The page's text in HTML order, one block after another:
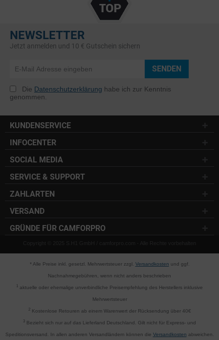
NEWSLETTER
Jetzt anmelden und 10 € Gutschein sichern
SENDEN
Die Datenschutzerklärung habe ich zur Kenntnis
genommen.
KUNDENSERVICE
INFOCENTER
SOCIAL MEDIA
SERVICE & SUPPORT
ZAHLARTEN
VERSAND
GRÜNDE FÜR CAMFORPRO
Copyright © 2025 S.H1 GmbH / camforpro.com - Alle Rechte vorbehalten
* Alle Preise inkl. gesetzl. Mehrwertsteuer zzgl. Versandkosten und ggf.
Nachnahmegebühren, wenn nicht anders beschrieben
aktuelle oder ehemalige unverbindliche Preisempfehlung des Herstellers inklusive
Mehrwertsteuer
2Kostenlose Retouren ab einem Warenwert der Rücksendung über 40€
3 Bezieht sich nur auf das Lieferland Deutschland. Gilt nicht für Express- und
Speditionsversand. In allen anderen Versandländern können die Versandkosten abweichen.